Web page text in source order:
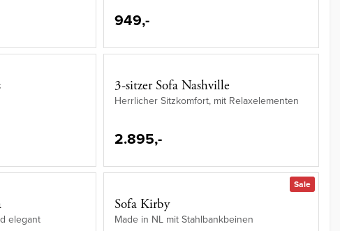
949,-
3-sitzer Sofa Nashville
Herrlicher Sitzkomfort, mit Relaxelementen
2.895,-
elegant
Sale
Sofa Kirby
Made in NL mit Stahlbankbeinen